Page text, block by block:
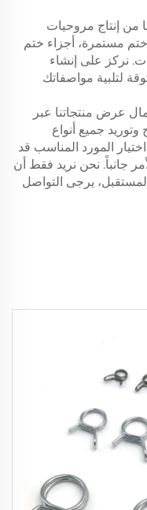
رائد مع ما يقرب من 20 عامًا من إنتاج مروحيات
ختم مستمرة، أجزاء ختم
نركز على إنشاء
لتلبية مواصفاتك
عرض منتجاتنا عبر
وتوريد جميع أنواع
اختيار المورد المناسب قد
جانباً. نحن نريد فقط أن
يرجى التواصل